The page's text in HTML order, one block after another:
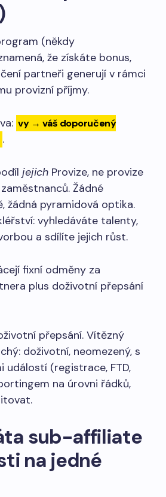
(někdy
že získáte bonus,
partneři generují v rámci
provizní příjmy.
vy → váš doporučený
.
jejich Provize, ne provize
Žádné
žádná pyramidová optika.
vyhledáváte talenty,
a sdílíte jejich růst.
fixní odměny za
plus doživotní přepsání
přepsání. Vítězný
doživotní, neomezený, s
událostí (registrace, FTD,
na úrovni řádků,
sub-affiliate
na jedné